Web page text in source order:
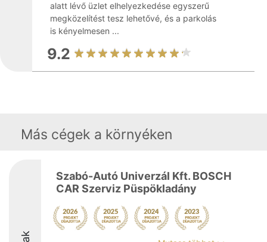
alatt lévő üzlet elhelyezkedése egyszerű
megközelítést tesz lehetővé, és a parkolás
is kényelmesen ...
9.2
Más cégek a környéken
Szabó-Autó Univerzál Kft. BOSCH
CAR Szerviz Püspökladány